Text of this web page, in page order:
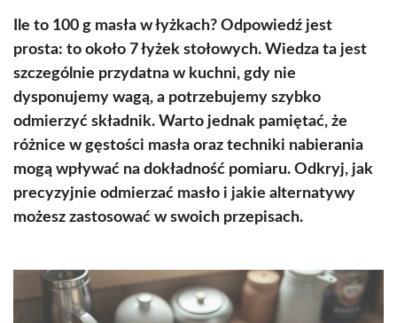
Ile to 100 g masła w łyżkach? Odpowiedź jest
prosta: to około 7 łyżek stołowych. Wiedza ta jest
szczególnie przydatna w kuchni, gdy nie
dysponujemy wagą, a potrzebujemy szybko
odmierzyć składnik. Warto jednak pamiętać, że
różnice w gęstości masła oraz techniki nabierania
mogą wpływać na dokładność pomiaru. Odkryj, jak
precyzyjnie odmierzać masło i jakie alternatywy
możesz zastosować w swoich przepisach.